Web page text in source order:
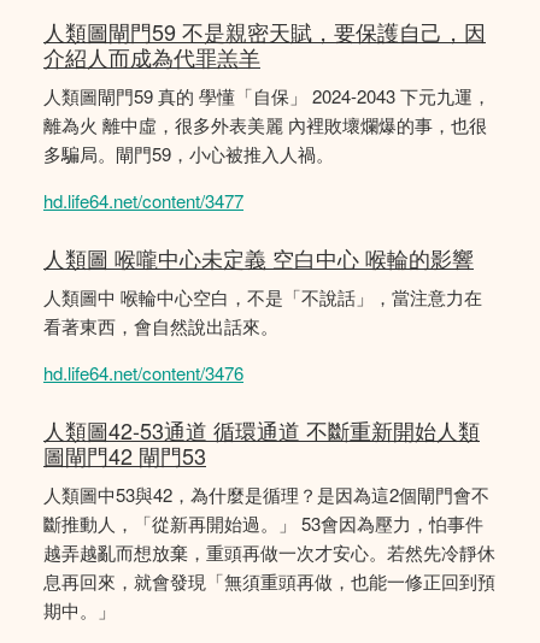
人類圖閘門59 不是親密天賦，要保護自己，因
介紹人而成為代罪羔羊
人類圖閘門59 真的 學懂「自保」 2024-2043 下元九運，
離為火 離中虛，很多外表美麗 內裡敗壞爛爆的事，也很
多騙局。閘門59，小心被推入人禍。
hd.life64.net/content/3477
人類圖 喉嚨中心未定義 空白中心 喉輪的影響
人類圖中 喉輪中心空白，不是「不說話」，當注意力在
看著東西，會自然說出話來。
hd.life64.net/content/3476
人類圖42-53通道 循環通道 不斷重新開始人類
圖閘門42 閘門53
人類圖中53與42，為什麼是循理？是因為這2個閘門會不
斷推動人，「從新再開始過。」 53會因為壓力，怕事件
越弄越亂而想放棄，重頭再做一次才安心。若然先冷靜休
息再回來，就會發現「無須重頭再做，也能一修正回到預
期中。」